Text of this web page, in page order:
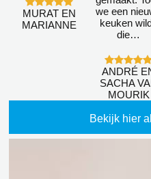
MURAT EN
MARIANNE
we een
keuken
die…
ANDRÉ
SACHA
MOURIK
Bekijk hier